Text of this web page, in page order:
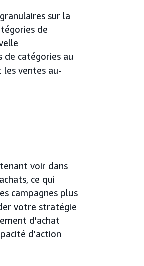
sur la
de
catégories au
ventes au-
voir dans
ce qui
campagnes plus
votre stratégie
d'achat
d'action